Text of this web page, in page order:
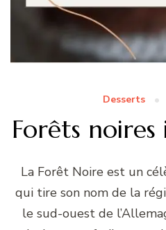
Desserts
Forêts
La Forêt Noire est un
qui tire son nom de la
le sud-ouest de